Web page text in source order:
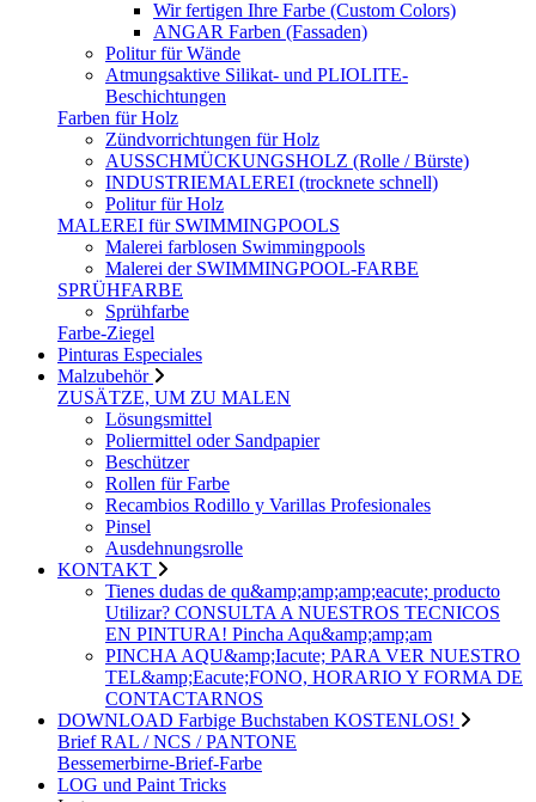
Wir fertigen Ihre Farbe (Custom Colors)
ANGAR Farben (Fassaden)
Politur für Wände
Atmungsaktive Silikat- und PLIOLITE-
Beschichtungen
Farben für Holz
Zündvorrichtungen für Holz
AUSSCHMÜCKUNGSHOLZ (Rolle / Bürste)
INDUSTRIEMALEREI (trocknete schnell)
Politur für Holz
MALEREI für SWIMMINGPOOLS
Malerei farblosen Swimmingpools
Malerei der SWIMMINGPOOL-FARBE
SPRÜHFARBE
Sprühfarbe
Farbe-Ziegel
Pinturas Especiales
Malzubehör
ZUSÄTZE, UM ZU MALEN
Lösungsmittel
Poliermittel oder Sandpapier
Beschützer
Rollen für Farbe
Recambios Rodillo y Varillas Profesionales
Pinsel
Ausdehnungsrolle
KONTAKT
Tienes dudas de qu&amp;amp;amp;eacute; producto
Utilizar? CONSULTA A NUESTROS TECNICOS
EN PINTURA! Pincha Aqu&amp;amp;am
PINCHA AQU&amp;Iacute; PARA VER NUESTRO
TEL&amp;Eacute;FONO, HORARIO Y FORMA DE
CONTACTARNOS
DOWNLOAD Farbige Buchstaben KOSTENLOS!
Brief RAL / NCS / PANTONE
Bessemerbirne-Brief-Farbe
LOG und Paint Tricks